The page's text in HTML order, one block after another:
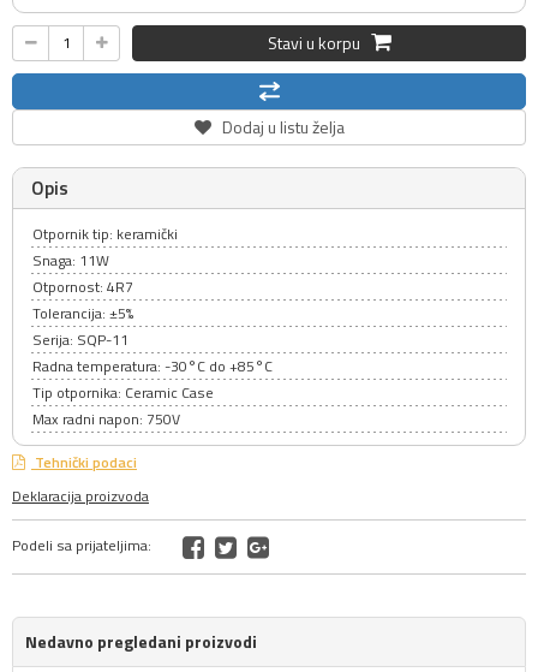
Stavi u korpu
Dodaj u listu želja
Opis
Otpornik tip: keramički
Snaga: 11W
Otpornost: 4R7
Tolerancija: ±5%
Serija: SQP-11
Radna temperatura: -30°C do +85°C
Tip otpornika: Ceramic Case
Max radni napon: 750V
Tehnički podaci
Deklaracija proizvoda
Podeli sa prijateljima:
Nedavno pregledani proizvodi